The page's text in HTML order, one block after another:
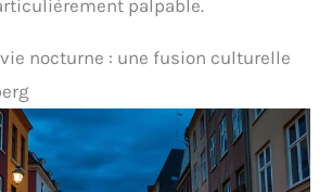
palpable.
nocturne : une fusion culturelle